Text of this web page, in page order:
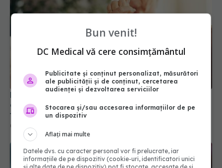
Primele 5 semne ale bolii Parkinson pe care 80%
dintre oameni le ignoră. Nu e vorba doar despre
tremor
05 aug 2026, 17:31
Bun venit!
DC Medical vă cere consimțământul
Publicitate și conținut personalizat, măsurători
ale publicității și de conținut, cercetarea
audienței și dezvoltarea serviciilor
Stocarea și/sau accesarea informațiilor de pe
un dispozitiv
Aflați mai multe
Datele dvs. cu caracter personal vor fi prelucrate, iar
informațiile de pe dispozitiv (cookie-uri, identificatori unici